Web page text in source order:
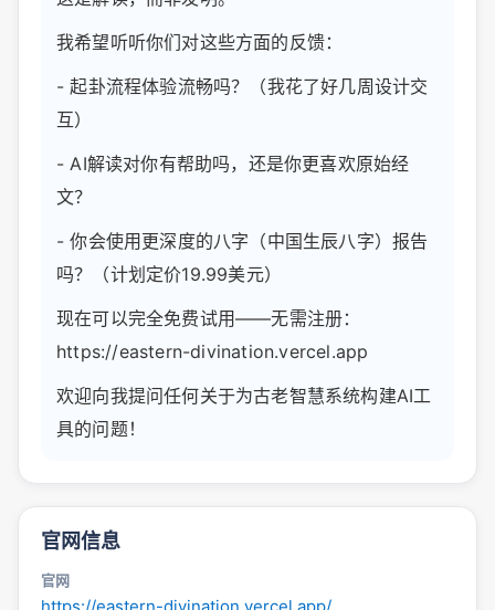
我希望听听你们对这些方面的反馈：
- 起卦流程体验流畅吗？（我花了好几周设计交
互）
- AI解读对你有帮助吗，还是你更喜欢原始经
文？
- 你会使用更深度的八字（中国生辰八字）报告
吗？（计划定价19.99美元）
现在可以完全免费试用——无需注册：
https://eastern-divination.vercel.app
欢迎向我提问任何关于为古老智慧系统构建AI工
具的问题！
官网信息
官网